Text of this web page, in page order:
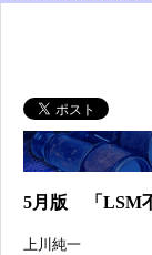
5月版 「LSM
上川純一